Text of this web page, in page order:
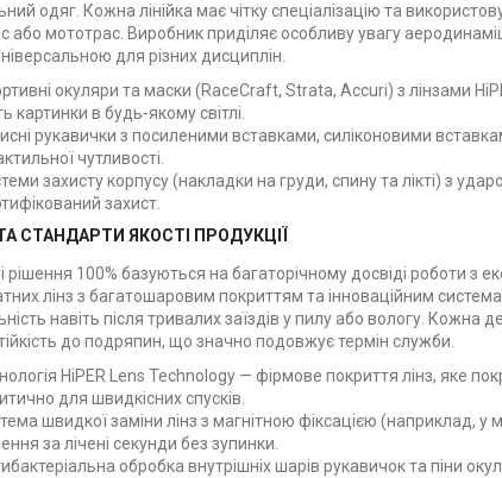
одяг. Кожна лінійка має чітку спеціалізацію та
або мототрас. Виробник приділяє особливу увагу
для різних дисциплін.
окуляри та маски (RaceCraft, Strata, Accuri) з лінзами
картинки в будь-якому світлі.
рукавички з посиленими вставками, силіконовими
чутливості.
захисту корпусу (накладки на груди, спину та лікті) з
захист.
СТАНДАРТИ ЯКОСТІ ПРОДУКЦІЇ
рішення 100% базуються на багаторічному досвіді роботи
лінз з багатошаровим покриттям та інноваційним
навіть після тривалих заїздів у пилу або вологу. Кожна
до подряпин, що значно подовжує термін служби.
HiPER Lens Technology — фірмове покриття лінз, яке
для швидкісних спусків.
швидкої заміни лінз з магнітною фіксацією (наприклад,
за лічені секунди без зупинки.
обробка внутрішніх шарів рукавичок та піни